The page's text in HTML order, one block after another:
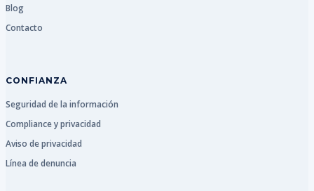
Blog
Contacto
CONFIANZA
Seguridad de la información
Compliance y privacidad
Aviso de privacidad
Línea de denuncia